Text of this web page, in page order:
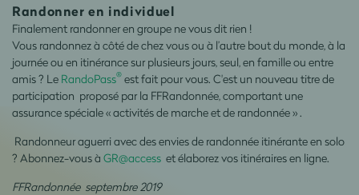
Randonner en individuel
Finalement randonner en groupe ne vous dit rien !
Vous randonnez à côté de chez vous ou à l’autre bout du monde, à la
journée ou en itinérance sur plusieurs jours, seul, en famille ou entre
amis ? Le RandoPass® est fait pour vous. C'est un nouveau titre de
participation proposé par la FFRandonnée, comportant une
assurance spéciale « activités de marche et de randonnée » .
Randonneur aguerri avec des envies de randonnée itinérante en solo
? Abonnez-vous à GR@access et élaborez vos itinéraires en ligne.
FFRandonnée septembre 2019